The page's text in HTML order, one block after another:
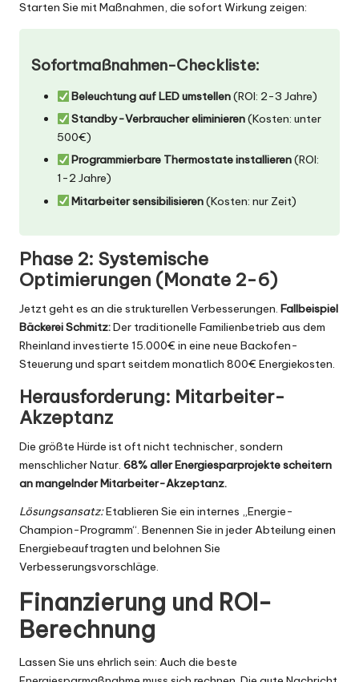
Starten Sie mit Maßnahmen, die sofort Wirkung zeigen:
Sofortmaßnahmen-Checkliste:
Beleuchtung auf LED umstellen(ROI: 2-3 Jahre)
Standby-Verbraucher eliminieren(Kosten: unter
500€)
Programmierbare Thermostate installieren(ROI:
1-2 Jahre)
Mitarbeiter sensibilisieren(Kosten: nur Zeit)
Phase 2: Systemische
Optimierungen (Monate 2-6)
Jetzt geht es an die strukturellen Verbesserungen. Fallbeispiel
Bäckerei Schmitz:Der traditionelle Familienbetrieb aus dem
Rheinland investierte 15.000€ in eine neue Backofen-
Steuerung und spart seitdem monatlich 800€ Energiekosten.
Herausforderung: Mitarbeiter-
Akzeptanz
Die größte Hürde ist oft nicht technischer, sondern
menschlicher Natur. 68% aller Energiesparprojekte scheitern
an mangelnder Mitarbeiter-Akzeptanz.
Lösungsansatz:Etablieren Sie ein internes „Energie-
Champion-Programm“. Benennen Sie in jeder Abteilung einen
Energiebeauftragten und belohnen Sie
Verbesserungsvorschläge.
Finanzierung und ROI-
Berechnung
Lassen Sie uns ehrlich sein: Auch die beste